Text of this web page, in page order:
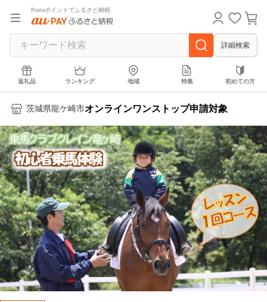
Pontaポイントでふるさと納税
詳細検索
返礼品 ランキング 地域 特集 初めての方
茨城県龍ケ崎市オンラインワンストップ申請対象